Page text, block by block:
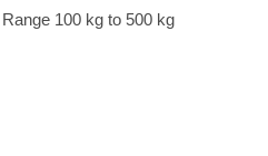
100 kg to 500 kg